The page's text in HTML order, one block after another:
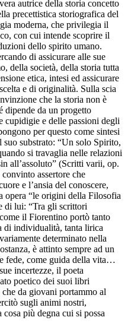
autrice della storia concetto
precettistica storiografica del
moderna, che privilegia il
con cui intende scoprire il
dello spirito umano.
di assicurare alle sue
della società, della storia tutta
etica, intesi ed assicurare
e di originalità. Sulla scia
che la storia non è
dipende da un progetto
e delle passioni degli
per questo come sintesi
substrato: “Un solo Spirito,
si travaglia nelle relazioni
all’assoluto” (Scritti varii, op.
assertore che
e l’ansia del conoscere,
opera “le origini della Filosofia
di lui: “Tra gli scrittori
il Fiorentino portò tanto
di individualità, tanta lirica
determinato nella
è attinto sempre ad un
fede, come guida della vita…
incertezze, il poeta
poetico dei suoi libri
da giovani portammo al
sugli animi nostri,
più degna cui si possa